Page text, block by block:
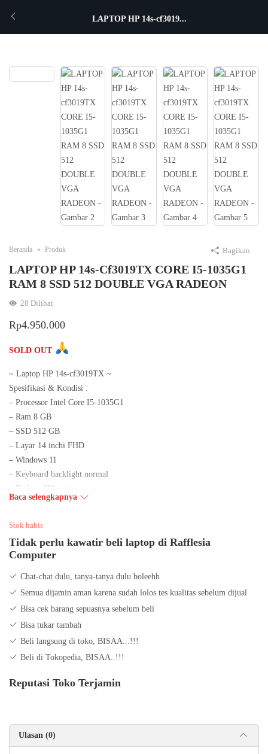
LAPTOP HP 14s-cf3019...
Beranda Produk
LAPTOP HP 14s-Cf3019TX CORE I5-1035G1
RAM 8 SSD 512 DOUBLE VGA RADEON
28 Dilihat
Rp4.950.000
SOLD OUT
~ Laptop HP 14s-cf3019TX ~
Spesifikasi & Kondisi :
– Processor Intel Core I5-1035G1
– Ram 8 GB
– SSD 512 GB
– Layar 14 inchi FHD
– Windows 11
– Keyboard backlight normal
– Radeon 620 series
– Camera,Wifi,Speaker,Usb,Batre,Layar Oke
Harga 4.950.000
Wa 0878 0601 5712
Instagram : https://instagram.com/rafflesiaonline?
utm_medium=copy_link
Baca selengkapnya
Stok habis
Tidak perlu kawatir beli laptop di Rafflesia
Computer
Chat-chat dulu, tanya-tanya dulu boleehh
Semua dijamin aman karena sudah lolos tes kualitas sebelum dijual
Bisa cek barang sepuasnya sebelum beli
Bisa tukar tambah
Beli langsung di toko, BISAA...!!!
Beli di Tokopedia, BISAA..!!!
Reputasi Toko Terjamin
Bagikan
Ulasan (0)